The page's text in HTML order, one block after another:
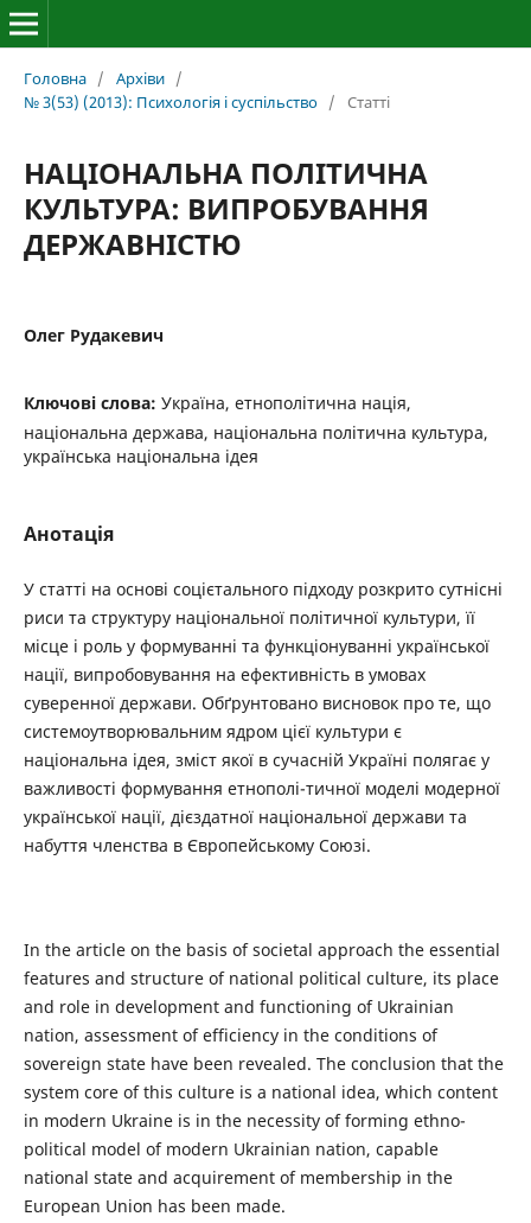
Головна / Архіви /
№ 3(53) (2013): Психологія і суспільство / Статті
НАЦІОНАЛЬНА ПОЛІТИЧНА
КУЛЬТУРА: ВИПРОБУВАННЯ
ДЕРЖАВНІСТЮ
Олег Рудакевич
Ключові слова: Україна, етнополітична нація,
національна держава, національна політична культура,
українська національна ідея
Анотація
У статті на основі соцієтального підходу розкрито сутнісні
риси та структуру національної політичної культури, її
місце і роль у формуванні та функціонуванні української
нації, випробовування на ефективність в умовах
суверенної держави. Обґрунтовано висновок про те, що
системоутворювальним ядром цієї культури є
національна ідея, зміст якої в сучасній Україні полягає у
важливості формування етнополі-тичної моделі модерної
української нації, дієздатної національної держави та
набуття членства в Європейському Союзі.
In the article on the basis of societal approach the essential
features and structure of national political culture, its place
and role in development and functioning of Ukrainian
nation, assessment of efficiency in the conditions of
sovereign state have been revealed. The conclusion that the
system core of this culture is a national idea, which content
in modern Ukraine is in the necessity of forming ethno-
political model of modern Ukrainian nation, capable
national state and acquirement of membership in the
European Union has been made.